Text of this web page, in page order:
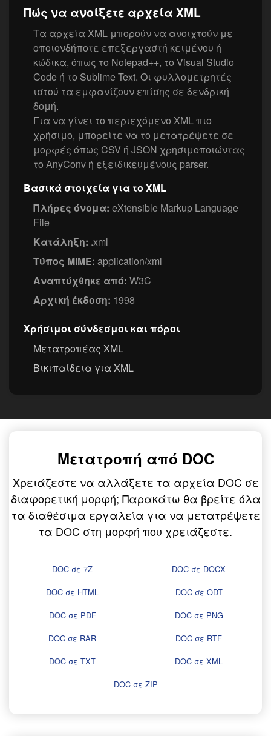
Πώς να ανοίξετε αρχεία XML
Τα αρχεία XML μπορούν να ανοιχτούν με
οποιονδήποτε επεξεργαστή κειμένου ή
κώδικα, όπως το Notepad++, το Visual Studio
Code ή το Sublime Text. Οι φυλλομετρητές
ιστού τα εμφανίζουν επίσης σε δενδρική
δομή.
Για να γίνει το περιεχόμενο XML πιο
χρήσιμο, μπορείτε να το μετατρέψετε σε
μορφές όπως CSV ή JSON χρησιμοποιώντας
το AnyConv ή εξειδικευμένους parser.
Βασικά στοιχεία για το XML
Πλήρες όνομα: eXtensible Markup Language
File
Κατάληξη: .xml
Τύπος MIME: application/xml
Αναπτύχθηκε από: W3C
Αρχική έκδοση: 1998
Χρήσιμοι σύνδεσμοι και πόροι
Μετατροπέας XML
Βικιπαίδεια για XML
Μετατροπή από DOC
Χρειάζεστε να αλλάξετε τα αρχεία DOC σε
διαφορετική μορφή; Παρακάτω θα βρείτε όλα
τα διαθέσιμα εργαλεία για να μετατρέψετε
τα DOC στη μορφή που χρειάζεστε.
DOC σε 7Z
DOC σε DOCX
DOC σε HTML
DOC σε ODT
DOC σε PDF
DOC σε PNG
DOC σε RAR
DOC σε RTF
DOC σε TXT
DOC σε XML
DOC σε ZIP